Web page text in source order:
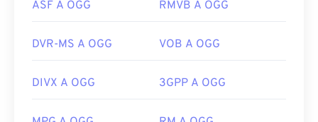
ASF A OGG RMVB A OGG
DVR-MS A OGG VOB A OGG
DIVX A OGG 3GPP A OGG